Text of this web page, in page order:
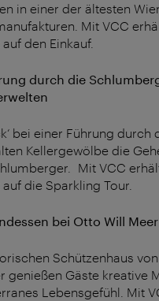
in einer der ältesten
Mit VCC
auf den Einkauf.
durch die
bei einer Führung durch
Kellergewölbe die
Mit VCC
auf die Sparkling Tour.
bei Otto Will Meer
Schützenhaus
genießen Gäste kreative
Lebensgefühl. Mit